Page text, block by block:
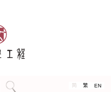
简 繁 EN